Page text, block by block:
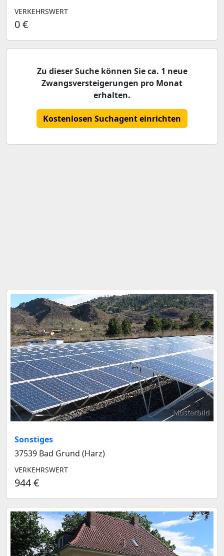
VERKEHRSWERT
0 €
Zu dieser Suche können Sie ca. 1 neue
Zwangsversteigerungen pro Monat
erhalten.
Kostenlosen Suchagent einrichten
Musterbild
Sonstiges
37539 Bad Grund (Harz)
VERKEHRSWERT
944 €